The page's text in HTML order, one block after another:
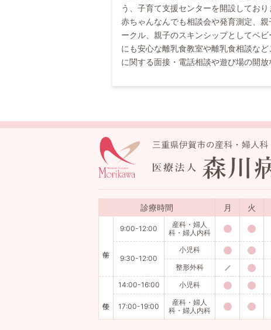
う、子育て支援センターを開設しており
赤ちゃんなんでも相談会や発育測定、
ークル、親子のスキンシップとしてベ
にも安心な離乳食教室や離乳食相談な
に関する面接・電話相談や遊び場の開放
診療時間 月 火
9:00-12:00
産科・婦人
科・婦人内科
9:30-12:00
小児科
整形外科
14:00-16:00
小児科
17:00-19:00
産科・婦人
科・婦人内科